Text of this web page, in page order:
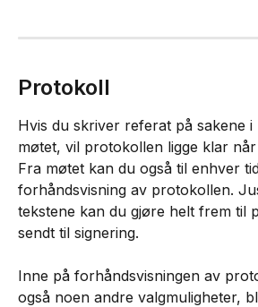
Protokoll
Hvis du skriver referat på sakene i
møtet, vil protokollen ligge klar
Fra møtet kan du også til enhver
forhåndsvisning av protokollen.
tekstene kan du gjøre helt frem til
sendt til signering.
Inne på forhåndsvisningen av
også noen andre valgmuligheter,